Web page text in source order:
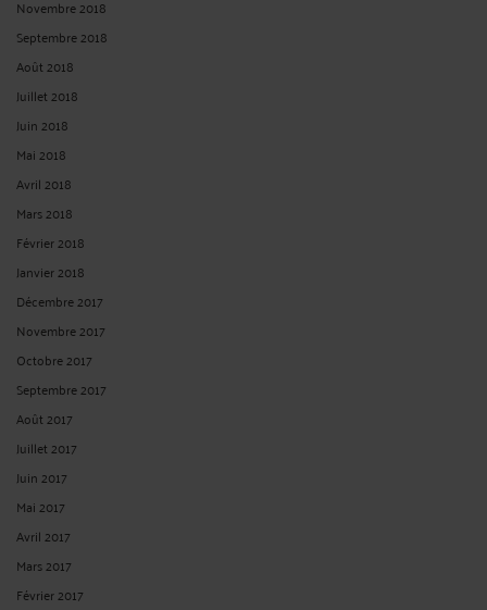
Novembre 2018
Septembre 2018
Août 2018
Juillet 2018
Juin 2018
Mai 2018
Avril 2018
Mars 2018
Février 2018
Janvier 2018
Décembre 2017
Novembre 2017
Octobre 2017
Septembre 2017
Août 2017
Juillet 2017
Juin 2017
Mai 2017
Avril 2017
Mars 2017
Février 2017